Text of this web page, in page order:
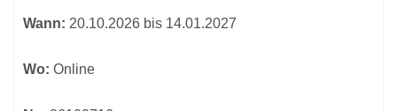
Wann: 20.10.2026 bis 14.01.2027
Wo: Online